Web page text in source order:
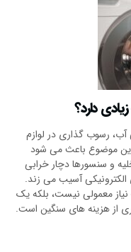
دارد؟
رسوب گذاری در لوازم
موضوع باعث می شود
و سنسورها دچار خرابی
الکترونیکی آسیب می زند.
نیاز معمولی نیست، بلکه یک
از هزینه های سنگین است.